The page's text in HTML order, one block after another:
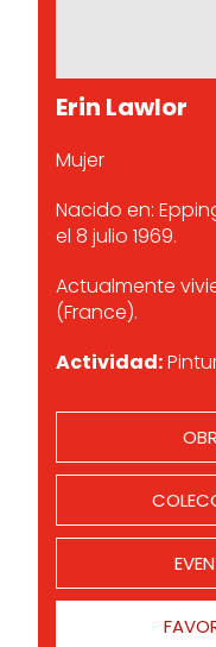
Erin Lawlor
Mujer
Nacido en:
el 8 julio 1969.
Actualmente
(France).
Actividad: